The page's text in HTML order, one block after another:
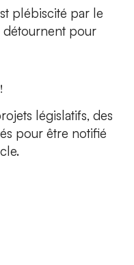
plébiscité par le
détournent pour
législatifs, des
pour être notifié